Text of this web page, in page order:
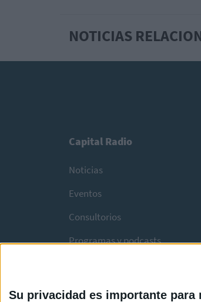
Su privacidad es importante para
NOTICIAS
Capital Radio
Noticias
Eventos
Consultorios
Programas y podcasts